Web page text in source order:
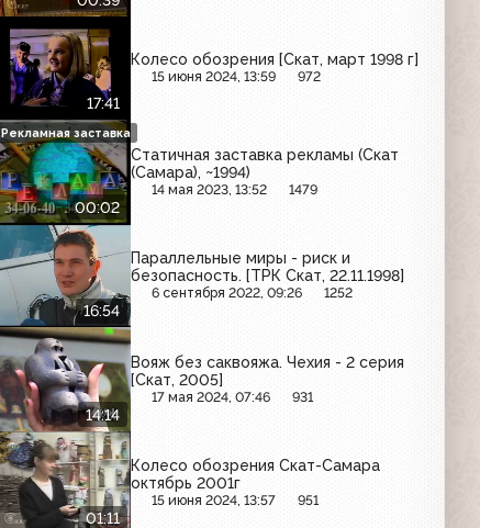
17:41
Колесо обозрения [Скат, март 1998 г]
15 июня 2024, 13:59 972
00:02
Статичная заставка рекламы (Скат
(Самара), ~1994)
14 мая 2023, 13:52 1479
Рекламная заставка
16:54
Параллельные миры - риск и
безопасность. [ТРК Скат, 22.11.1998]
6 сентября 2022, 09:26 1252
14:14
Вояж без саквояжа. Чехия - 2 серия
[Скат, 2005]
17 мая 2024, 07:46 931
01:11
Колесо обозрения Скат-Самара
октябрь 2001г
15 июня 2024, 13:57 951